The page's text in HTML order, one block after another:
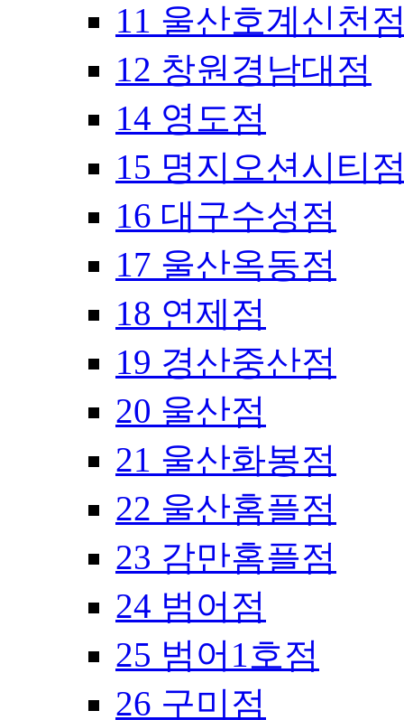
11 울산호계신천
12 창원경남대점
14 영도점
15 명지오션시티
16 대구수성점
17 울산옥동점
18 연제점
19 경산중산점
20 울산점
21 울산화봉점
22 울산홈플점
23 감만홈플점
24 범어점
25 범어1호점
26 구미점